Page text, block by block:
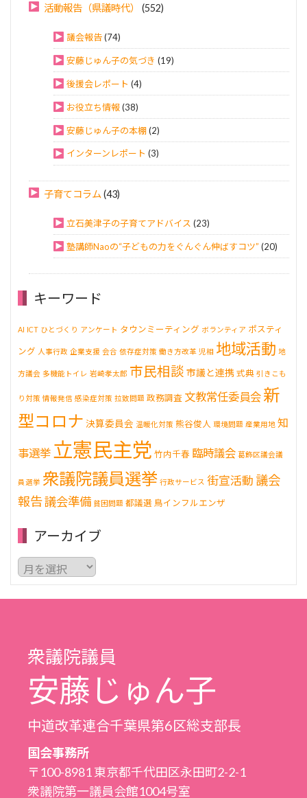
活動報告（県議時代） (552)
議会報告(74)
安藤じゅん子の気づき (19)
後援会レポート (4)
お役立ち情報(38)
安藤じゅん子の本棚(2)
インターンレポート (3)
子育てコラム (43)
立石美津子の子育てアドバイス (23)
塾講師Naoの“子どもの力をぐんぐん伸ばすコツ” (20)
キーワード
AI ICT ひとづくり アンケート タウンミーティング ボランティア ポスティ
ング 人事行政 企業支援 会合 依存症対策 働き方改革 児相 地域活動 地
方議会 多機能トイレ 岩崎孝太郎 市民相談 市議と連携 式典 引きこも
り対策 情報発信 感染症対策 拉致問題 政務調査 文教常任委員会 新
型コロナ 決算委員会 温暖化対策 熊谷俊人 環境問題 産業用地 知
事選挙 立憲民主党 竹内千春 臨時議会 葛飾区議会議
員選挙 衆議院議員選挙 行政サービス 街宣活動 議会
報告議会準備 貧困問題 都議選 鳥インフルエンザ
アーカイブ
ア
ー
カ
イ
衆議院議員
安藤じゅん子
中道改革連合千葉県第6区総支部長
国会事務所
〒100-8981 東京都千代田区永田町2-2-1
衆議院第一議員会館1004号室